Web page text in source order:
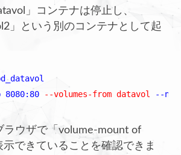
」コンテナは停止し、
」という別のコンテナとして起
--volumes-from datavol --
ラウザで「volume-mount of
示できていることを確認できま